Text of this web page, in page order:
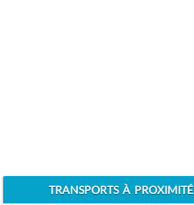
TRANSPORTS À PROXIMITÉ